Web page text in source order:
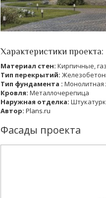
Характеристики проекта:
Материал стен: Кирпичные,
Тип перекрытий:
Тип фундамента : Монолитная
Кровля: Металлочерепица
Наружная отделка:
Автор: Plans.ru
Фасады проекта